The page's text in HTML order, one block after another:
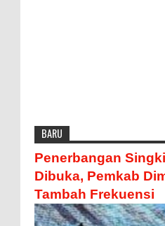
BARU
Penerbangan
Dibuka, Pemkab
Tambah Frekuensi